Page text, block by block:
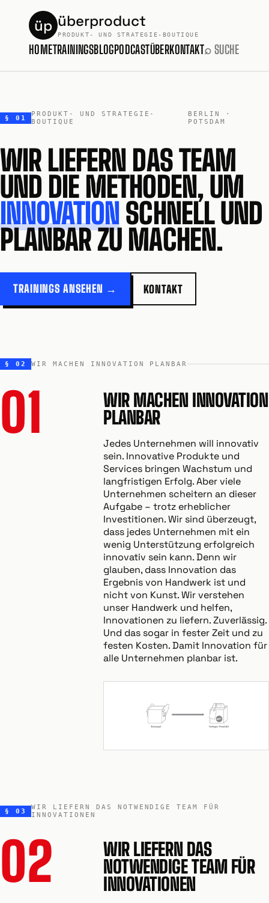
üp überproduct
PRODUKT- UND STRATEGIE-BOUTIQUE
HOMETRAININGSBLOGPODCASTÜBERKONTAKT⌕ SUCHE
§ 01
PRODUKT- UND STRATEGIE-
BOUTIQUE
BERLIN ·
POTSDAM
WIR LIEFERN DAS TEAM
UND DIE METHODEN, UM
INNOVATION SCHNELL UND
PLANBAR ZU MACHEN.
TRAININGS ANSEHEN → KONTAKT
§ 02 WIR MACHEN INNOVATION PLANBAR
01
WIR MACHEN INNOVATION
PLANBAR
Jedes Unternehmen will innovativ
sein. Innovative Produkte und
Services bringen Wachstum und
langfristigen Erfolg. Aber viele
Unternehmen scheitern an dieser
Aufgabe – trotz erheblicher
Investitionen. Wir sind überzeugt,
dass jedes Unternehmen mit ein
wenig Unterstützung erfolgreich
innovativ sein kann. Denn wir
glauben, dass Innovation das
Ergebnis von Handwerk ist und
nicht von Kunst. Wir verstehen
unser Handwerk und helfen,
Innovationen zu liefern. Zuverlässig.
Und das sogar in fester Zeit und zu
festen Kosten. Damit Innovation für
alle Unternehmen planbar ist.
§ 03
WIR LIEFERN DAS NOTWENDIGE TEAM FÜR
INNOVATIONEN
02
WIR LIEFERN DAS
NOTWENDIGE TEAM FÜR
INNOVATIONEN